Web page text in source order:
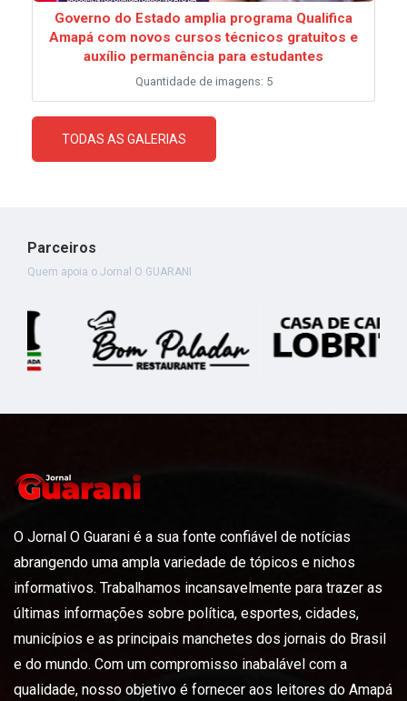
Governo do Estado amplia programa Qualifica
Amapá com novos cursos técnicos gratuitos e
auxílio permanência para estudantes
Quantidade de imagens: 5
TODAS AS GALERIAS
Parceiros
Quem apoia o Jornal O GUARANI
O Jornal O Guarani é a sua fonte confiável de notícias
abrangendo uma ampla variedade de tópicos e nichos
informativos. Trabalhamos incansavelmente para trazer as
últimas informações sobre política, esportes, cidades,
municípios e as principais manchetes dos jornais do Brasil
e do mundo. Com um compromisso inabalável com a
qualidade, nosso objetivo é fornecer aos leitores do Amapá